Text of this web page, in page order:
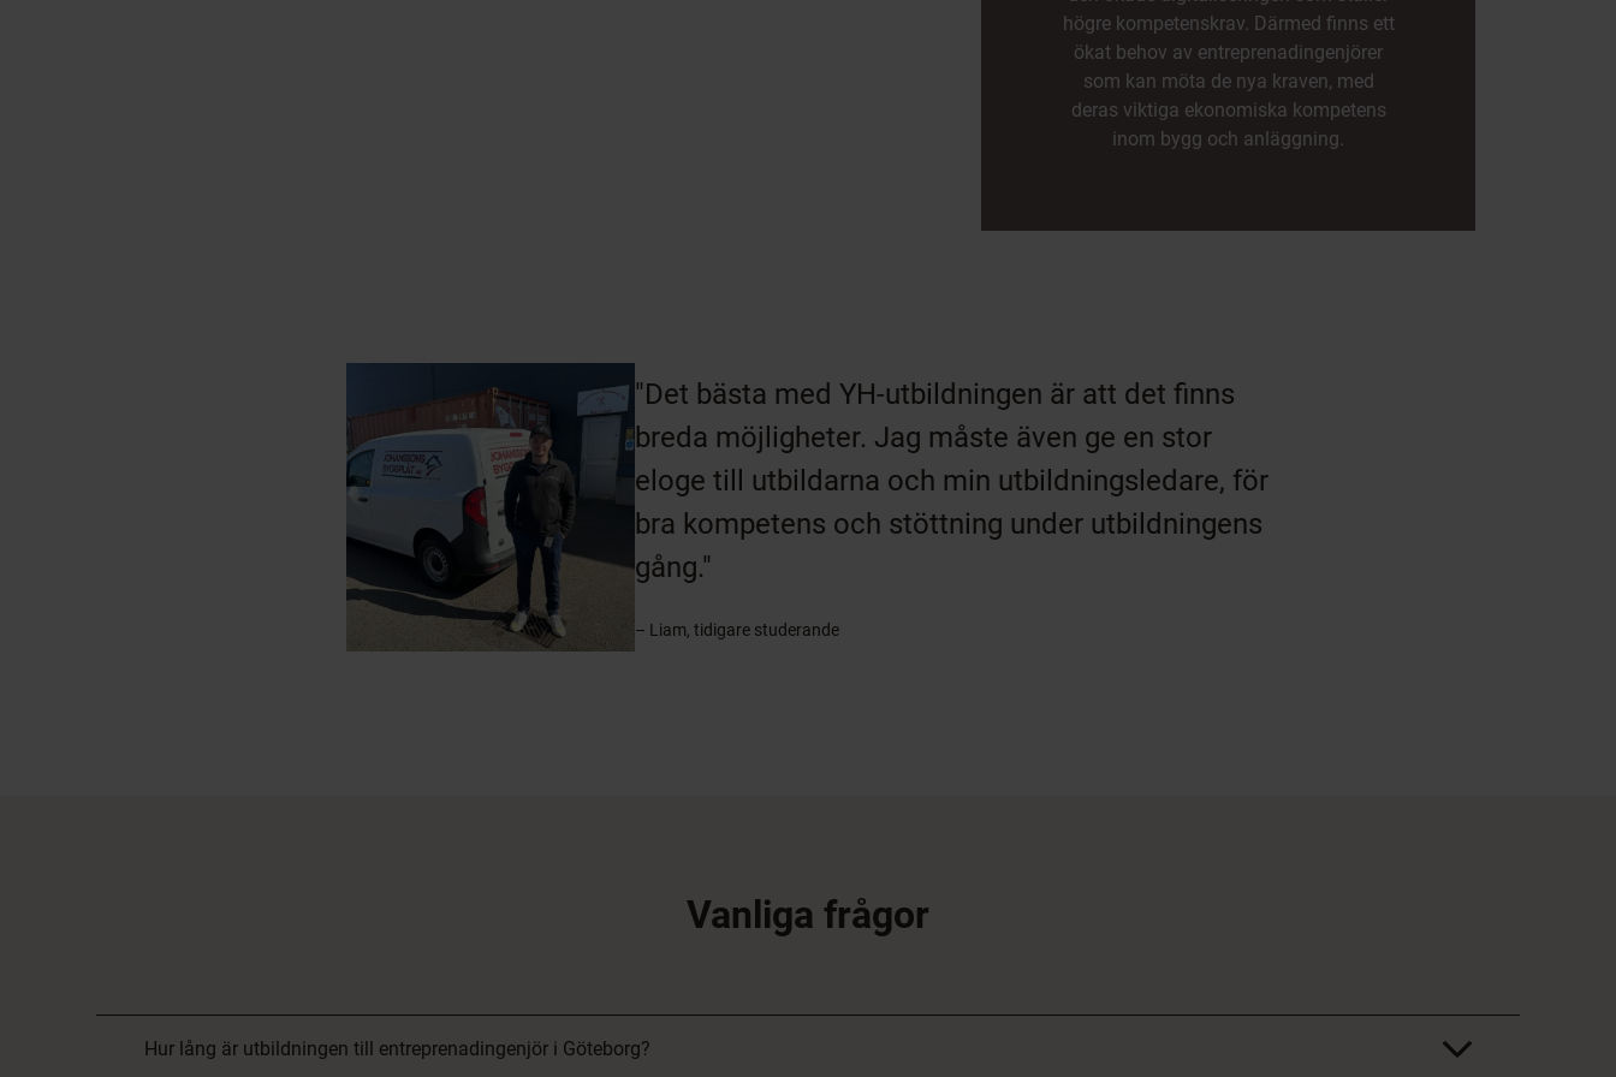
högre kompetenskrav. Därmed finns ett
ökat behov av entreprenadingenjörer
som kan möta de nya kraven, med
deras viktiga ekonomiska kompetens
inom bygg och anläggning.
"Det bästa med YH-utbildningen är att det finns
breda möjligheter. Jag måste även ge en stor
eloge till utbildarna och min utbildningsledare, för
bra kompetens och stöttning under utbildningens
gång."
– Liam, tidigare studerande
Vanliga frågor
Hur lång är utbildningen till entreprenadingenjör i Göteborg?